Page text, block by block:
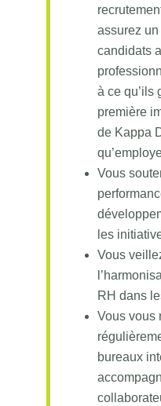
assurez
candidats
à ce qu’ils
première
de Kappa
Vous
les
Vous
RH dans
Vous vous
bureaux